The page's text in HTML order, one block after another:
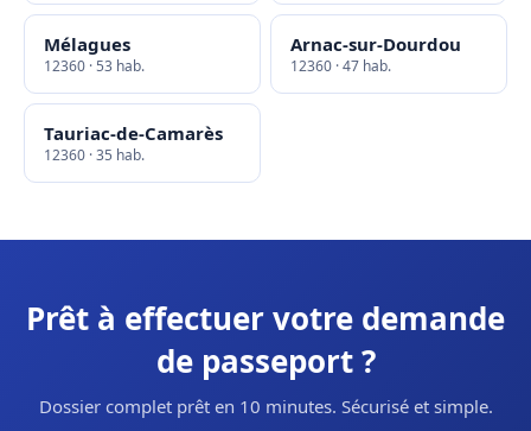
Mélagues
12360 · 53 hab.
Arnac-sur-Dourdou
12360 · 47 hab.
Tauriac-de-Camarès
12360 · 35 hab.
Prêt à effectuer votre demande
de passeport ?
Dossier complet prêt en 10 minutes. Sécurisé et simple.